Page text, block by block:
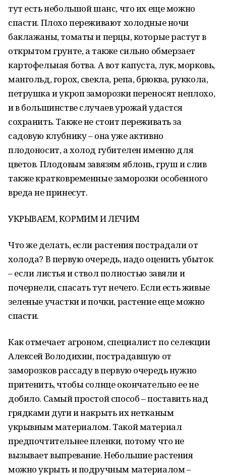
тут есть небольшой шанс, что их еще можно
спасти. Плохо переживают холодные ночи
баклажаны, томаты и перцы, которые растут в
открытом грунте, а также сильно обмерзает
картофельная ботва. А вот капуста, лук, морковь,
мангольд, горох, свекла, репа, брюква, руккола,
петрушка и укроп заморозки переносят неплохо,
и в большинстве случаев урожай удастся
сохранить. Также не стоит переживать за
садовую клубнику – она уже активно
плодоносит, а холод губителен именно для
цветов. Плодовым завязям яблонь, груш и слив
также кратковременные заморозки особенного
вреда не принесут.
УКРЫВАЕМ, КОРМИМ И ЛЕЧИМ
Что же делать, если растения пострадали от
холода? В первую очередь, надо оценить убыток
– если листья и ствол полностью завяли и
почернели, спасать тут нечего. Если есть живые
зеленые участки и почки, растение еще можно
спасти.
Как отмечает агроном, специалист по селекции
Алексей Володихин, пострадавшую от
заморозков рассаду в первую очередь нужно
притенить, чтобы солнце окончательно ее не
добило. Самый простой способ – поставить над
грядками дуги и накрыть их нетканым
укрывным материалом. Такой материал
предпочтительнее пленки, потому что не
вызывает выпревание. Небольшие растения
можно укрыть и подручным материалом –